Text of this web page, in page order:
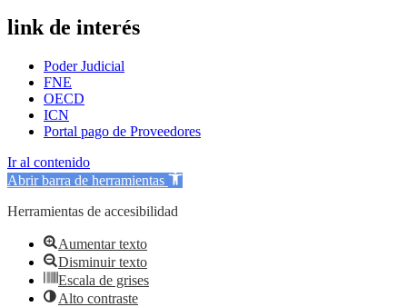
link de interés
Poder Judicial
FNE
OECD
ICN
Portal pago de Proveedores
Ir al contenido
Abrir barra de herramientas
Herramientas de accesibilidad
Aumentar texto
Disminuir texto
Escala de grises
Alto contraste